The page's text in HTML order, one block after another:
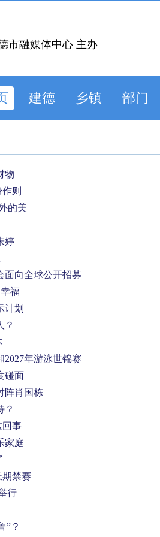
市融媒体中心 主办
建德 乡镇 部门
物
则
的美
婷
面向全球公开招募
福
计划
？
2027年游泳世锦赛
碰面
阵肖国栋
？
回事
家庭
禁赛
行
”？